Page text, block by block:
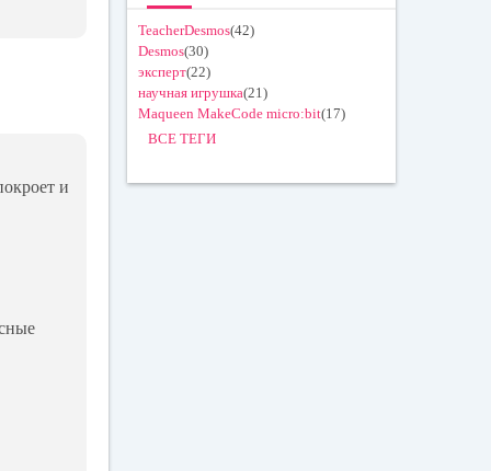
и
TeacherDesmos(42)
Desmos(30)
эксперт(22)
научная игрушка(21)
Maqueen MakeCode micro:bit(17)
ВСЕ ТЕГИ